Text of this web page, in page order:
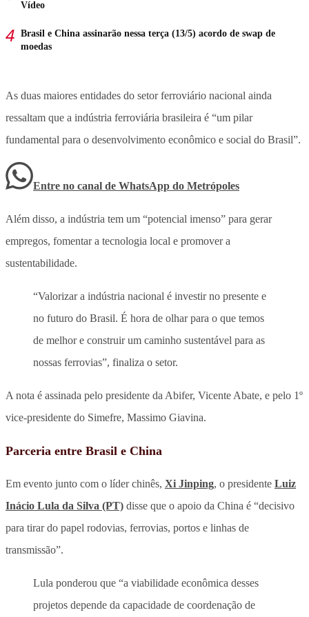
Vídeo
Brasil e China assinarão nessa terça (13/5) acordo de swap de
moedas
As duas maiores entidades do setor ferroviário nacional ainda
ressaltam que a indústria ferroviária brasileira é “um pilar
fundamental para o desenvolvimento econômico e social do Brasil”.
Entre no canal de WhatsApp do Metrópoles
Além disso, a indústria tem um “potencial imenso” para gerar
empregos, fomentar a tecnologia local e promover a
sustentabilidade.
“Valorizar a indústria nacional é investir no presente e
no futuro do Brasil. É hora de olhar para o que temos
de melhor e construir um caminho sustentável para as
nossas ferrovias”, finaliza o setor.
A nota é assinada pelo presidente da Abifer, Vicente Abate, e pelo 1º
vice-presidente do Simefre, Massimo Giavina.
Parceria entre Brasil e China
Em evento junto com o líder chinês, Xi Jinping, o presidente Luiz
Inácio Lula da Silva (PT) disse que o apoio da China é “decisivo
para tirar do papel rodovias, ferrovias, portos e linhas de
transmissão”.
Lula ponderou que “a viabilidade econômica desses
projetos depende da capacidade de coordenação de